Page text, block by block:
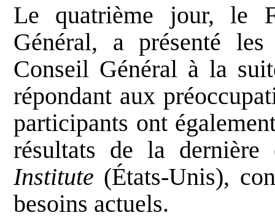
Le quatrième jour, le
Général, a présenté
Conseil Général à la
répondant aux
participants ont
résultats de la
Institute (États-Unis),
besoins actuels.